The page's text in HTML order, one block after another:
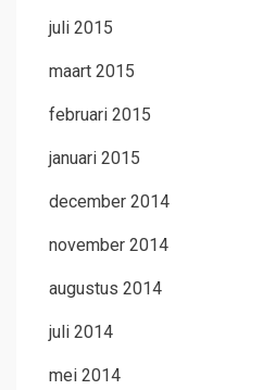
juli 2015
maart 2015
februari 2015
januari 2015
december 2014
november 2014
augustus 2014
juli 2014
mei 2014